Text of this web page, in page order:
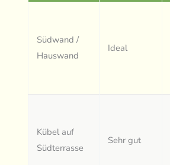
Südwand /
Hauswand
Ideal
Kübel auf
Südterrasse
Sehr gut